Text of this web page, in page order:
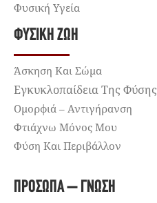
Φυσική Υγεία
ΦΥΣΙΚΉ ΖΩΉ
Άσκηση Και Σώμα
Εγκυκλοπαίδεια Της Φύσης
Ομορφιά – Αντιγήρανση
Φτιάχνω Μόνος Μου
Φύση Και Περιβάλλον
ΠΡΌΣΩΠΑ – ΓΝΏΣΗ